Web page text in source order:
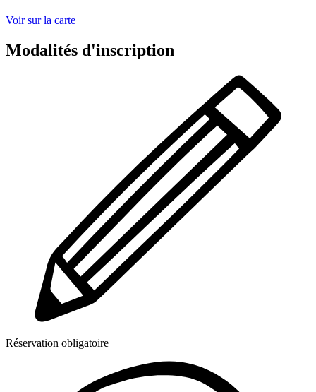
Voir sur la carte
Modalités d'inscription
Réservation obligatoire